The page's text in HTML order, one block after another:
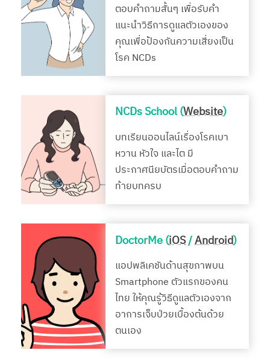
ตอบคำถามสั้นๆ เพื่อรับคำ
แนะนำวิธีการดูแลตัวเองของ
คุณเพื่อป้องกันความเสี่ยงเป็น
โรค NCDs
NCDs School (Website)
บทเรียนออนไลน์เรื่องโรคเบา
หวาน หัวใจ และไต มี
ประกาศนียบัตรเมื่อตอบคำถาม
ท้ายบทครบ
DoctorMe (iOS/Android)
แอปพลิเคชันด้านสุขภาพบน
Smartphone ตัวแรกของคน
ไทย ให้คุณรู้วิธีดูแลตัวเองจาก
อาการเจ็บป่วยเบื้องต้นด้วย
ตนเอง